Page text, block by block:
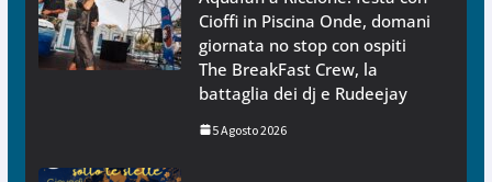
Cioffi in Piscina Onde, domani
giornata no stop con ospiti
The BreakFast Crew, la
battaglia dei dj e Rudeejay
5 Agosto 2026